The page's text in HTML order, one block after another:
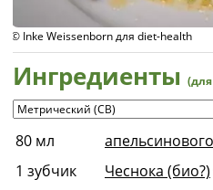
© Inke Weissenborn для diet-health
Ингредиенты (для
80 мл
1 зубчик Чеснока (био?)